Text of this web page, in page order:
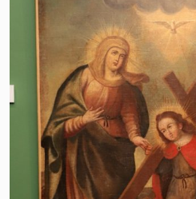
GALERÍA DE IMÁGENES
EVENTOS
SOBRE LA FUNDACIÓN
CONTACTO
PREGUNTAS FRECUENTES